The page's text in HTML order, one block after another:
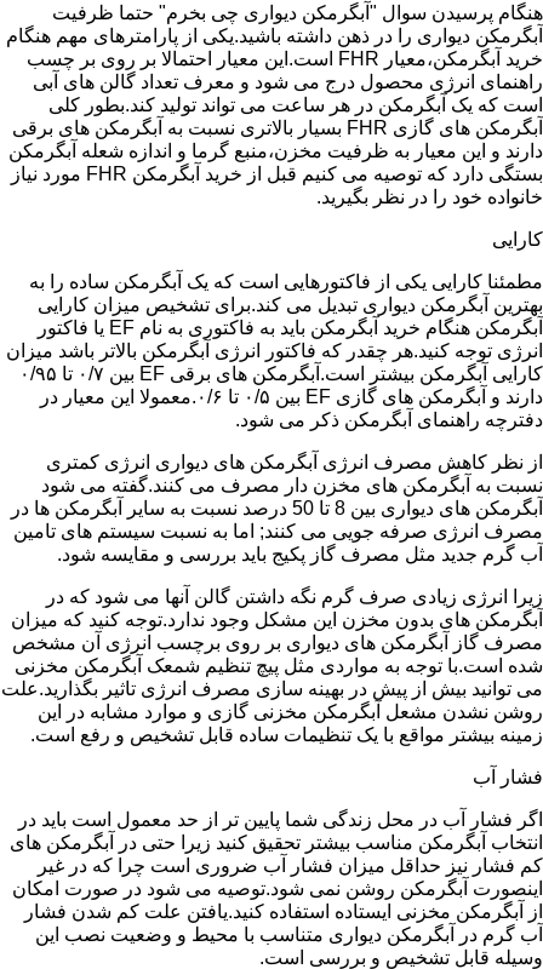
هنگام پرسیدن سوال "آبگرمکن دیواری چی بخرم" حتما ظرفیت
آبگرمکن دیواری را در ذهن داشته باشید.یکی از پارامترهای مهم هنگام
خرید آبگرمکن،معیار FHR است.این معیار احتمالا بر روی بر چسب
راهنمای انرژی محصول درج می شود و معرف تعداد گالن های آبی
است که یک آبگرمکن در هر ساعت می تواند تولید کند.بطور کلی
آبگرمکن های گازی FHR بسیار بالاتری نسبت به آبگرمکن های برقی
دارند و این معیار به ظرفیت مخزن،منبع گرما و اندازه شعله آبگرمکن
بستگی دارد که توصیه می کنیم قبل از خرید آبگرمکن FHR مورد نیاز
خانواده خود را در نظر بگیرید.
کارایی
مطمئنا کارایی یکی از فاکتورهایی است که یک آبگرمکن ساده را به
بهترین آبگرمکن دیواری تبدیل می کند.برای تشخیص میزان کارایی
آبگرمکن هنگام خرید آبگرمکن باید به فاکتوری به نام EF یا فاکتور
انرژی توجه کنید.هر چقدر که فاکتور انرژی آبگرمکن بالاتر باشد میزان
کارایی آبگرمکن بیشتر است.آبگرمکن های برقی EF بین ۰/۷ تا ۰/۹۵
دارند و آبگرمکن های گازی EF بین ۰/۵ تا ۰/۶.معمولا این معیار در
دفترچه راهنمای آبگرمکن ذکر می شود.
از نظر کاهش مصرف انرژی آبگرمکن های دیواری انرژی کمتری
نسبت به آبگرمکن های مخزن دار مصرف می کنند.گفته می شود
آبگرمکن های دیواری بین 8 تا 50 درصد نسبت به سایر آبگرمکن ها در
مصرف انرژی صرفه جویی می کنند; اما به نسبت سیستم های تامین
آب گرم جدید مثل مصرف گاز پکیج باید بررسی و مقایسه شود.
زیرا انرژی زیادی صرف گرم نگه داشتن گالن آنها می شود که در
آبگرمکن های بدون مخزن این مشکل وجود ندارد.توجه کنید که میزان
مصرف گاز آبگرمکن های دیواری بر روی برچسب انرژی آن مشخص
شده است.با توجه به مواردی مثل پیچ تنظیم شمعک آبگرمکن مخزنی
می توانید بیش از پیش در بهینه سازی مصرف انرژی تاثیر بگذارید.علت
روشن نشدن مشعل آبگرمکن مخزنی گازی و موارد مشابه در این
زمینه بیشتر مواقع با یک تنظیمات ساده قابل تشخیص و رفع است.
فشار آب
اگر فشار آب در محل زندگی شما پایین تر از حد معمول است باید در
انتخاب آبگرمکن مناسب بیشتر تحقیق کنید زیرا حتی در آبگرمکن های
کم فشار نیز حداقل میزان فشار آب ضروری است چرا که در غیر
اینصورت آبگرمکن روشن نمی شود.توصیه می شود در صورت امکان
از آبگرمکن مخزنی ایستاده استفاده کنید.یافتن علت کم شدن فشار
آب گرم در آبگرمکن دیواری متناسب با محیط و وضعیت نصب این
وسیله قابل تشخیص و بررسی است.